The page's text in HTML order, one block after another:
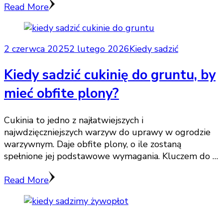
Read More
2 czerwca 20252 lutego 2026Kiedy sadzić
Kiedy sadzić cukinię do gruntu, by
mieć obfite plony?
Cukinia to jedno z najłatwiejszych i
najwdzięczniejszych warzyw do uprawy w ogrodzie
warzywnym. Daje obfite plony, o ile zostaną
spełnione jej podstawowe wymagania. Kluczem do …
Read More